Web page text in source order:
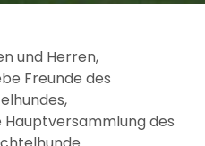
und Herren,
Freunde des
Hauptversammlung des